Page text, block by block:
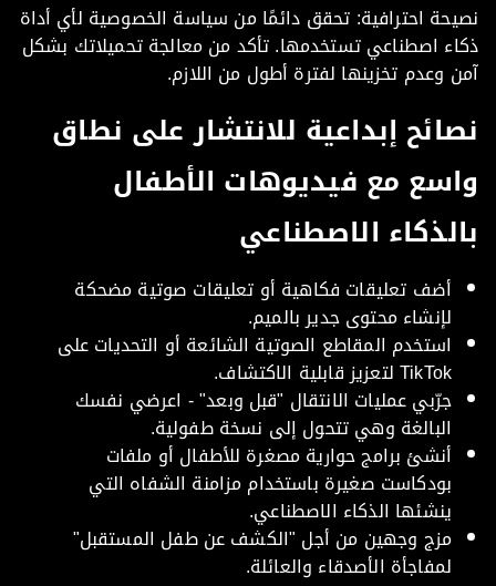
احترافية: تحقق دائمًا من سياسة الخصوصية لأي أداة
اصطناعي تستخدمها. تأكد من معالجة تحميلاتك بشكل
وعدم تخزينها لفترة أطول من اللازم.
إبداعية للانتشار على نطاق
مع فيديوهات الأطفال
الاصطناعي
أضف تعليقات فكاهية أو تعليقات صوتية مضحكة
لإنشاء محتوى جدير بالميم.
استخدم المقاطع الصوتية الشائعة أو التحديات على
TikTok لتعزيز قابلية الاكتشاف.
جرّبي عمليات الانتقال "قبل وبعد" - اعرضي نفسك
البالغة وهي تتحول إلى نسخة طفولية.
أنشئ برامج حوارية مصغرة للأطفال أو ملفات
بودكاست صغيرة باستخدام مزامنة الشفاه التي
ينشئها الذكاء الاصطناعي.
مزج وجهين من أجل "الكشف عن طفل المستقبل"
لمفاجأة الأصدقاء والعائلة.